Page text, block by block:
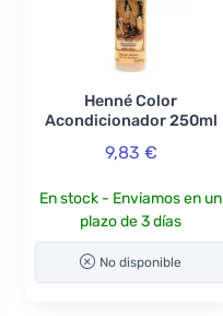
Henné Color
Acondicionador 250ml
9,83 €
En stock - Enviamos en un
plazo de 3 días
No disponible